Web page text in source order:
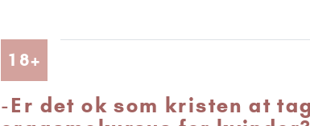
18+
-Er det ok som kristen at